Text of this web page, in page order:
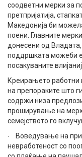
соодветни мерки за
претпријатија,
Македонија би
поени. Главните
донесени од
поддршката можеби е
посакуваните
Креирањето работни
на препораките што
содржи низа
проширување на
семејството го
∙ Воведување на
невработеност со